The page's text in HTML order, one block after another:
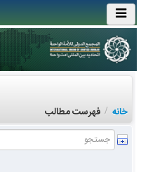
خانه / فهرست مطالب